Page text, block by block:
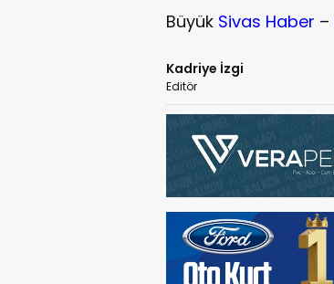
Büyük Sivas Haber –
Kadriye İzgi
Editör